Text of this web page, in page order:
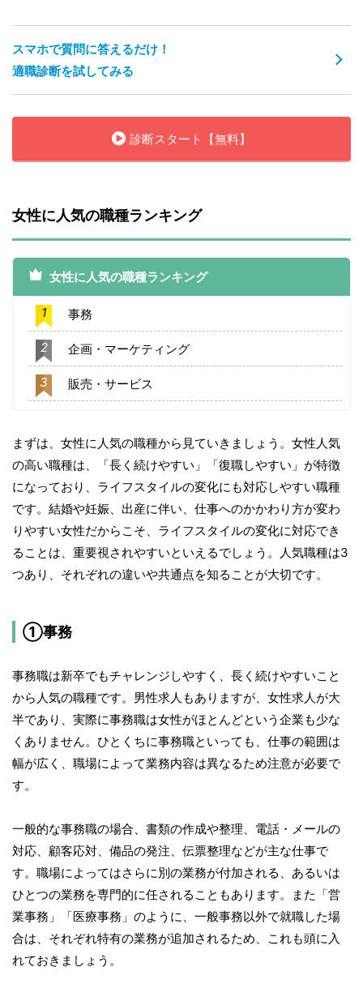
スマホで質問に答えるだけ！
適職診断を試してみる
診断スタート【無料】
女性に人気の職種ランキング
女性に人気の職種ランキング
1 事務
2 企画・マーケティング
3 販売・サービス
まずは、女性に人気の職種から見ていきましょう。女性人気
の高い職種は、「長く続けやすい」「復職しやすい」が特徴
になっており、ライフスタイルの変化にも対応しやすい職種
です。結婚や妊娠、出産に伴い、仕事へのかかわり方が変わ
りやすい女性だからこそ、ライフスタイルの変化に対応でき
ることは、重要視されやすいといえるでしょう。人気職種は3
つあり、それぞれの違いや共通点を知ることが大切です。
①事務
事務職は新卒でもチャレンジしやすく、長く続けやすいこと
から人気の職種です。男性求人もありますが、女性求人が大
半であり、実際に事務職は女性がほとんどという企業も少な
くありません。ひとくちに事務職といっても、仕事の範囲は
幅が広く、職場によって業務内容は異なるため注意が必要で
す。
一般的な事務職の場合、書類の作成や整理、電話・メールの
対応、顧客応対、備品の発注、伝票整理などが主な仕事で
す。職場によってはさらに別の業務が付加される、あるいは
ひとつの業務を専門的に任されることもあります。また「営
業事務」「医療事務」のように、一般事務以外で就職した場
合は、それぞれ特有の業務が追加されるため、これも頭に入
れておきましょう。